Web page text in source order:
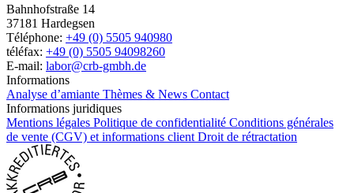
Bahnhofstraße 14
37181 Hardegsen
Téléphone: +49 (0) 5505 940980
téléfax: +49 (0) 5505 94098260
E-mail: labor@crb-gmbh.de
Informations
Analyse d’amiante Thèmes & News Contact
Informations juridiques
Mentions légales Politique de confidentialité Conditions générales
de vente (CGV) et informations client Droit de rétractation